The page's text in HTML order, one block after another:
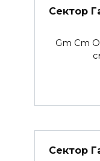
Сектор
Gm Cm
Сектор